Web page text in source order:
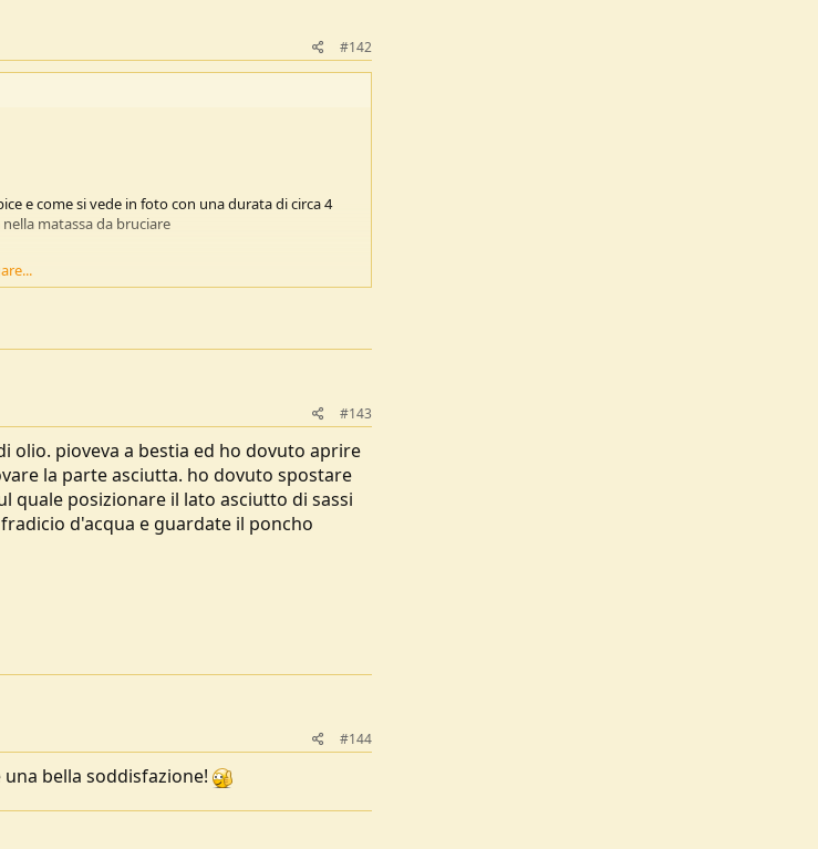
#142
e come si vede in foto con una durata di circa 4
matassa da bruciare
da trasportare occupano poco spazio costo irrisorio
combustione fiamma con alta temperatura
#143
olio. pioveva a bestia ed ho dovuto aprire
la parte asciutta. ho dovuto spostare
quale posizionare il lato asciutto di sassi
d'acqua e guardate il poncho
#144
bella soddisfazione!